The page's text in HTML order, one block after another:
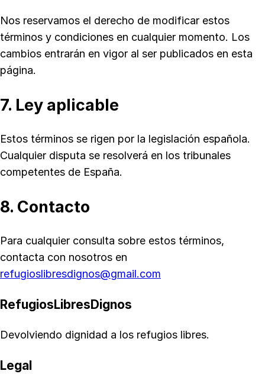
Nos reservamos el derecho de modificar estos
términos y condiciones en cualquier momento. Los
cambios entrarán en vigor al ser publicados en esta
página.
7. Ley aplicable
Estos términos se rigen por la legislación española.
Cualquier disputa se resolverá en los tribunales
competentes de España.
8. Contacto
Para cualquier consulta sobre estos términos,
contacta con nosotros en
refugioslibresdignos@gmail.com
RefugiosLibresDignos
Devolviendo dignidad a los refugios libres.
Legal